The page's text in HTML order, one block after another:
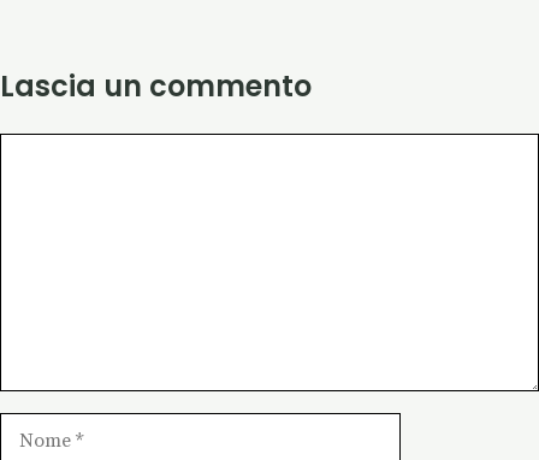
Lascia un commento